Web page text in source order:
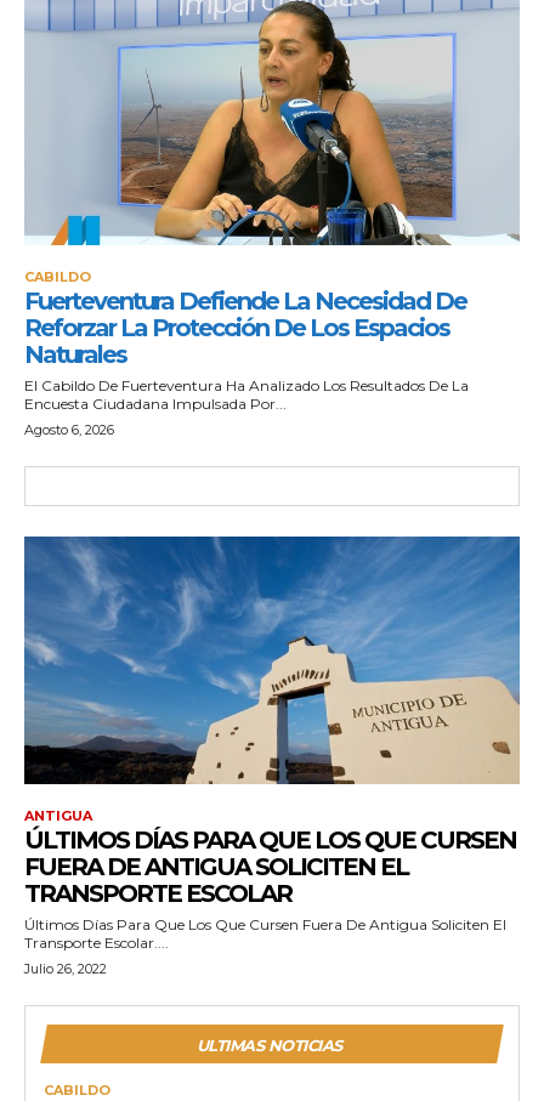
CABILDO
Fuerteventura Defiende La Necesidad De
Reforzar La Protección De Los Espacios
Naturales
El Cabildo De Fuerteventura Ha Analizado Los Resultados De La
Encuesta Ciudadana Impulsada Por...
Agosto 6, 2026
ANTIGUA
ÚLTIMOS DÍAS PARA QUE LOS QUE CURSEN
FUERA DE ANTIGUA SOLICITEN EL
TRANSPORTE ESCOLAR
Últimos Días Para Que Los Que Cursen Fuera De Antigua Soliciten El
Transporte Escolar....
Julio 26, 2022
ULTIMAS NOTICIAS
CABILDO